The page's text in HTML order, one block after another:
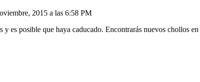
2015 a las 6:58 PM
y es posible que haya caducado. Encontrarás nuevos chollos en